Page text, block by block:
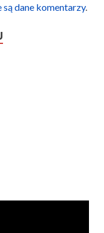
dane komentarzy.